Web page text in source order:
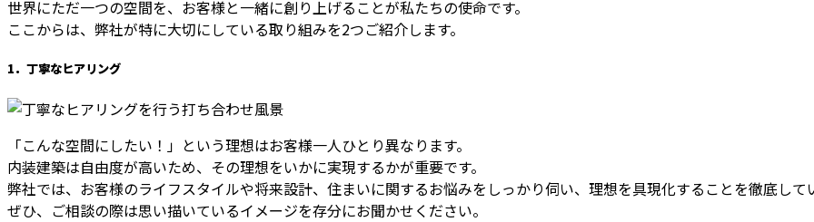
世界にただ一つの空間を、お客様と一緒に創り上げることが私たちの使命です。
ここからは、弊社が特に大切にしている取り組みを2つご紹介します。
1．丁寧なヒアリング
「こんな空間にしたい！」という理想はお客様一人ひとり異なります。
内装建築は自由度が高いため、その理想をいかに実現するかが重要です。
弊社では、お客様のライフスタイルや将来設計、住まいに関するお悩みをしっかり伺い、理想を具現化することを徹底して
ぜひ、ご相談の際は思い描いているイメージを存分にお聞かせください。